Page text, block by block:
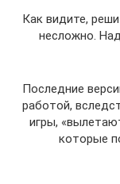
Как видите,
несложно.
Последние
работой,
игры,
которые